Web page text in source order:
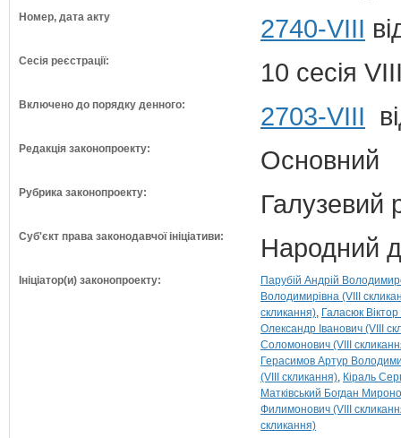
Номер, дата акту 2740-VIII
Сесія реєстрації: 10 сесія
Включено до порядку денного: 2703-VIII
Редакція законопроекту: Основний
Рубрика законопроекту: Галузевий
Суб'єкт права законодавчої ініціативи: Народний
Ініціатор(и) законопроекту:
Парубій Андрій
Володимирівна (VIII
скликання) Галасюк
Олександр Іванович (VIII
Соломонович (VIII
Герасимов Артур
(VIII скликання) Кіраль
Матківський Богдан
Филимонович (VIII
скликання)